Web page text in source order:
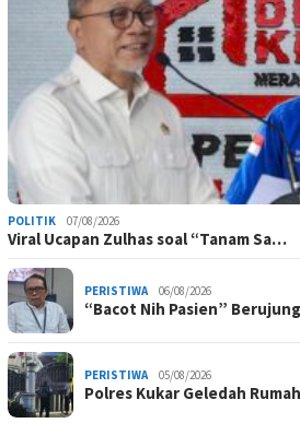
POLITIK 07/08/2026
Viral Ucapan Zulhas soal “Tanam Sa…
PERISTIWA 06/08/2026
“Bacot Nih Pasien”
PERISTIWA 05/08/2026
Polres Kukar Geledah